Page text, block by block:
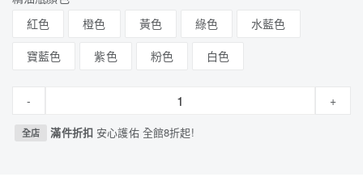
紅色
橙色 黃色 綠色
水藍色
寶藍色
紫色 粉色 白色
- +
全店 滿件折扣 安心護佑 全館8折起!